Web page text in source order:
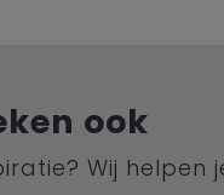
ook
Wij helpen